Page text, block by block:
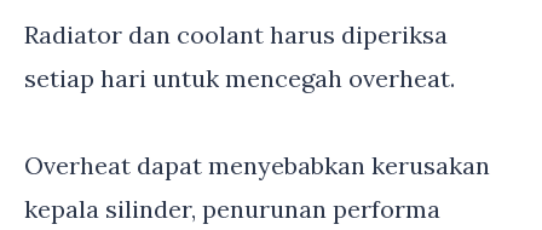
Radiator dan coolant harus diperiksa
setiap hari untuk mencegah overheat.
Overheat dapat menyebabkan kerusakan
kepala silinder, penurunan performa